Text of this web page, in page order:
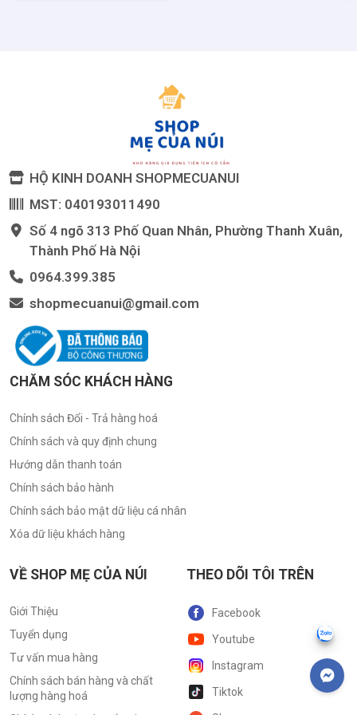
HỘ KINH DOANH SHOPMECUANUI
MST: 040193011490
Số 4 ngõ 313 Phố Quan Nhân, Phường Thanh Xuân,
Thành Phố Hà Nội
0964.399.385
shopmecuanui@gmail.com
CHĂM SÓC KHÁCH HÀNG
Chính sách Đổi - Trả hàng hoá
Chính sách và quy định chung
Hướng dẫn thanh toán
Chính sách bảo hành
Chính sách bảo mật dữ liệu cá nhân
Xóa dữ liệu khách hàng
VỀ SHOP MẸ CỦA NÚI
Giới Thiệu
Tuyển dụng
Tư vấn mua hàng
Chính sách bán hàng và chất
lượng hàng hoá
THEO DÕI TÔI TRÊN
Facebook
Youtube
Instagram
Tiktok